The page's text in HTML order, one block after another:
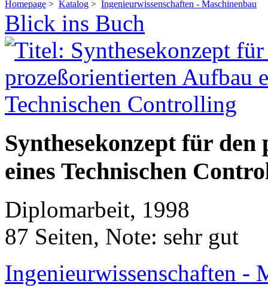
Homepage > Katalog > Ingenieurwissenschaften - Maschinenbau
Blick ins Buch
Synthesekonzept für
eines Technischen
Diplomarbeit, 1998
87 Seiten, Note: sehr gut
Ingenieurwissenschaften -